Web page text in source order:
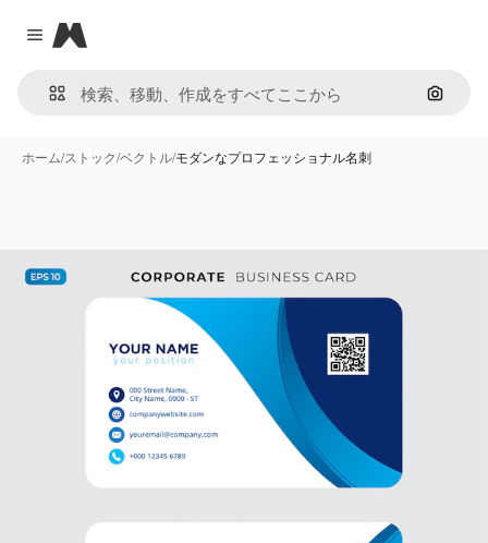
Close menu
Magnific
画像で
ホーム/ストック/ベクトル/モダンなプロフェッショナル名刺